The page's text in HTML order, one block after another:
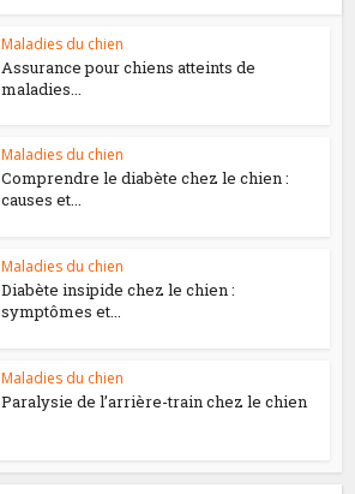
Maladies du chien
Assurance pour chiens atteints de
maladies...
Maladies du chien
Comprendre le diabète chez le chien :
causes et...
Maladies du chien
Diabète insipide chez le chien :
symptômes et...
Maladies du chien
Paralysie de l’arrière-train chez le chien